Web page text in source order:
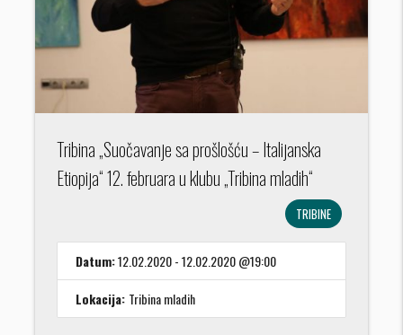
Tribina „Suočavanje sa prošlošću – Italijanska
Etiopija“ 12. februara u klubu „Tribina mladih“
TRIBINE
Datum:12.02.2020 - 12.02.2020 @19:00
Lokacija: Tribina mladih